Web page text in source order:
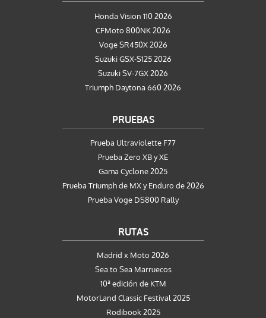
Honda Vision 110 2026
CFMoto 800NK 2026
Voge SR450X 2026
Suzuki GSX-S125 2026
Suzuki SV-7GX 2026
Triumph Daytona 660 2026
PRUEBAS
Prueba Ultraviolette F77
Prueba Zero XB y XE
Gama Cyclone 2025
Prueba Triumph de MX y Enduro de 2026
Prueba Voge DS800 Rally
RUTAS
Madrid x Moto 2026
Sea to Sea Marruecos
10ª edición de KTM
MotorLand Classic Festival 2025
Rodibook 2025